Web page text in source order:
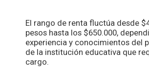
El rango de renta fluctúa desde
pesos hasta los $650.000,
experiencia y conocimientos del
de la institución educativa que
cargo.